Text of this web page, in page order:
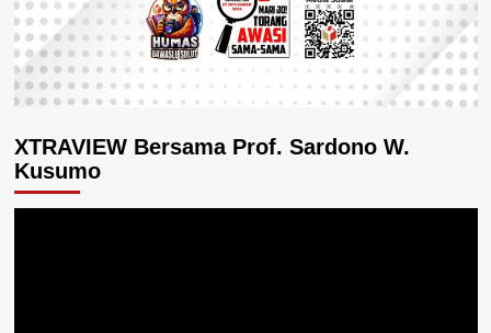
XTRAVIEW Bersama Prof. Sardono W.
Kusumo